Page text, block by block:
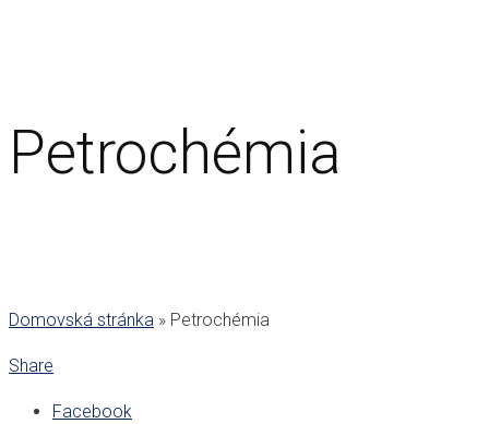
Petrochémia
Domovská stránka » Petrochémia
Share
Facebook